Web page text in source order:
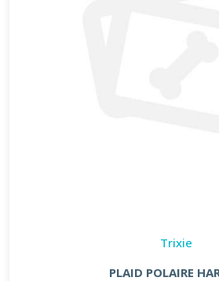
Trixie
PLAID POLAIRE